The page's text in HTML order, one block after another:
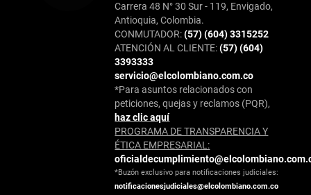
Carrera 48 N° 30 Sur - 119, Envigado,
Antioquia, Colombia.
CONMUTADOR:(57) (604) 3315252
ATENCIÓN AL CLIENTE:(57) (604)
3393333
servicio@elcolombiano.com.co
*Para asuntos relacionados con
peticiones, quejas y reclamos (PQR),
haz clic aquí
PROGRAMA DE TRANSPARENCIA Y
ÉTICA EMPRESARIAL:
*Buzón exclusivo para notificaciones judiciales:
notificacionesjudiciales@elcolombiano.com.co